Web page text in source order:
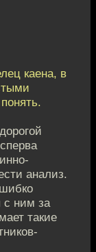
каена, в
анализ.
с ним за
такие